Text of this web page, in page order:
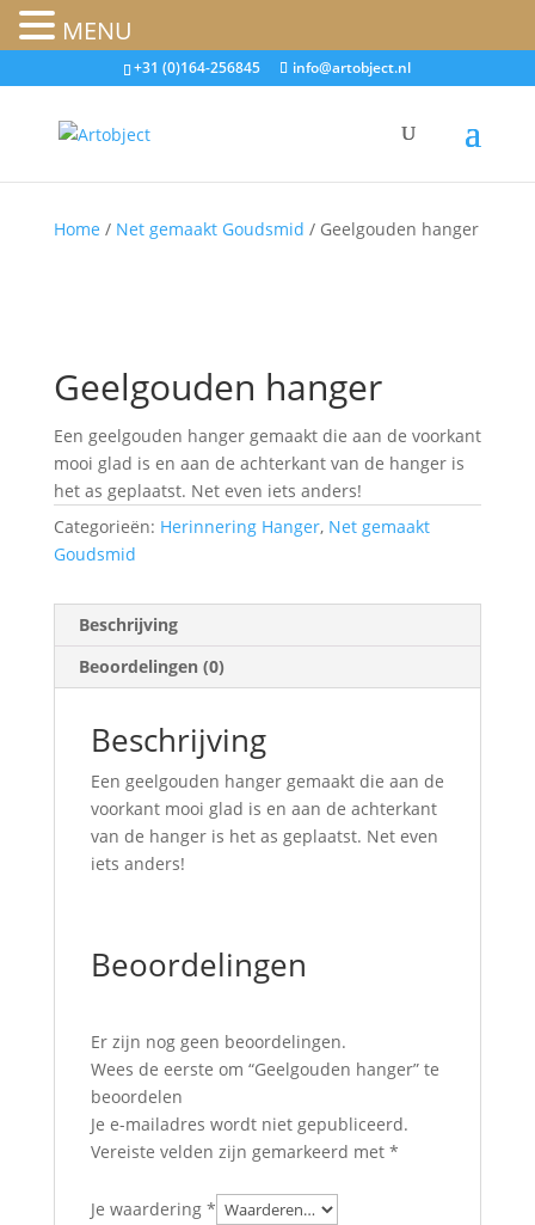
+31 (0)164-256845 info@artobject.nl
Home / Net gemaakt Goudsmid / Geelgouden hanger
Geelgouden hanger
Een geelgouden hanger gemaakt die aan de voorkant
mooi glad is en aan de achterkant van de hanger is
het as geplaatst. Net even iets anders!
Categorieën: Herinnering Hanger, Net gemaakt
Goudsmid
Beschrijving
Beoordelingen (0)
Beschrijving
Een geelgouden hanger gemaakt die aan de
voorkant mooi glad is en aan de achterkant
van de hanger is het as geplaatst. Net even
iets anders!
Beoordelingen
Er zijn nog geen beoordelingen.
Wees de eerste om “Geelgouden hanger” te
beoordelen
Je e-mailadres wordt niet gepubliceerd.
Vereiste velden zijn gemarkeerd met *
Je waardering *
MENU